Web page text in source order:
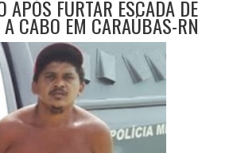
APÓS FURTAR ESCADA DE
CABO EM CARAÚBAS-RN